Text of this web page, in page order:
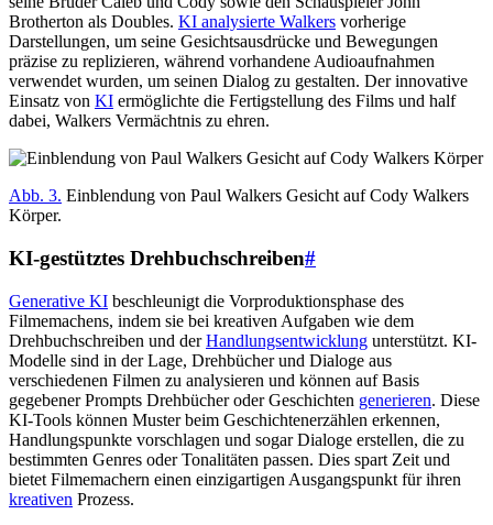
Brotherton als Doubles. KI analysierte Walkers vorherige
Darstellungen, um seine Gesichtsausdrücke und Bewegungen
präzise zu replizieren, während vorhandene Audioaufnahmen
verwendet wurden, um seinen Dialog zu gestalten. Der innovative
Einsatz von KI ermöglichte die Fertigstellung des Films und half
dabei, Walkers Vermächtnis zu ehren.
Abb. 3. Einblendung von Paul Walkers Gesicht auf Cody Walkers
Körper.
KI-gestütztes Drehbuchschreiben#
Generative KI beschleunigt die Vorproduktionsphase des
Filmemachens, indem sie bei kreativen Aufgaben wie dem
Drehbuchschreiben und derHandlungsentwicklung unterstützt. KI-
Modelle sind in der Lage, Drehbücher und Dialoge aus
verschiedenen Filmen zu analysieren und können auf Basis
gegebener Prompts Drehbücher oder Geschichten generieren. Diese
KI-Tools können Muster beim Geschichtenerzählen erkennen,
Handlungspunkte vorschlagen und sogar Dialoge erstellen, die zu
bestimmten Genres oder Tonalitäten passen. Dies spart Zeit und
bietet Filmemachern einen einzigartigen Ausgangspunkt für ihren
kreativen Prozess.